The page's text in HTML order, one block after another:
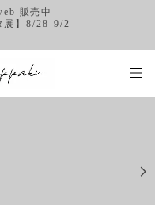
販売中
展】8/28-9/2